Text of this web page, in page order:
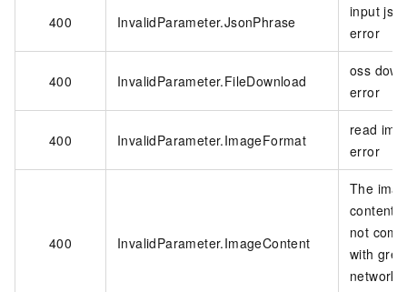
400 InvalidParameter.JsonPhrase
input
error
400 InvalidParameter.FileDownload
oss
error
400 InvalidParameter.ImageFormat
read
error
400 InvalidParameter.ImageContent
The
content
not
with
network